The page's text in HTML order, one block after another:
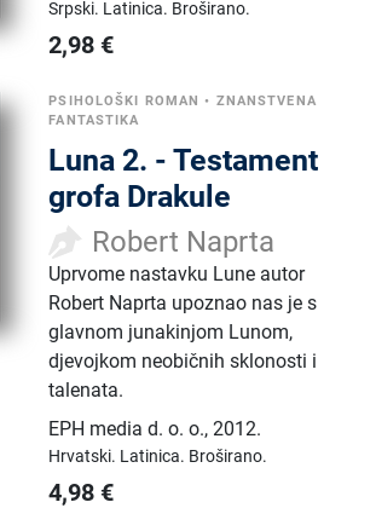
Srpski. Latinica. Broširano.
2,98 €
PSIHOLOŠKI ROMAN • ZNANSTVENA
FANTASTIKA
Luna 2. - Testament
grofa Drakule
Robert Naprta
Uprvome nastavku Lune autor
Robert Naprta upoznao nas je s
glavnom junakinjom Lunom,
djevojkom neobičnih sklonosti i
talenata.
EPH media d. o. o.,2012.
Hrvatski. Latinica. Broširano.
4,98 €